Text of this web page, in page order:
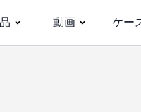
動画 ケー